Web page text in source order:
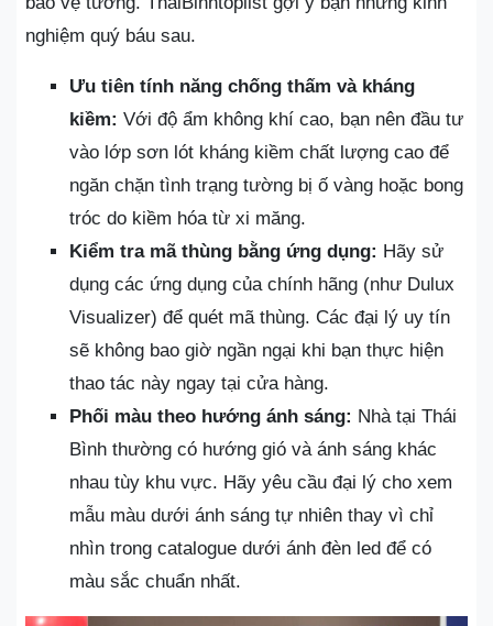
nghiệm quý báu sau.
Ưu tiên tính năng chống thấm và kháng
kiềm: Với độ ẩm không khí cao, bạn nên đầu tư
vào lớp sơn lót kháng kiềm chất lượng cao để
ngăn chặn tình trạng tường bị ố vàng hoặc bong
tróc do kiềm hóa từ xi măng.
Kiểm tra mã thùng bằng ứng dụng: Hãy sử
dụng các ứng dụng của chính hãng (như Dulux
Visualizer) để quét mã thùng. Các đại lý uy tín
sẽ không bao giờ ngần ngại khi bạn thực hiện
thao tác này ngay tại cửa hàng.
Phối màu theo hướng ánh sáng: Nhà tại Thái
Bình thường có hướng gió và ánh sáng khác
nhau tùy khu vực. Hãy yêu cầu đại lý cho xem
mẫu màu dưới ánh sáng tự nhiên thay vì chỉ
nhìn trong catalogue dưới ánh đèn led để có
màu sắc chuẩn nhất.